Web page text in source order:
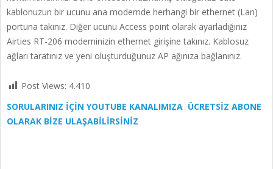
kablonuzun bir ucunu ana modemde herhangi bir ethernet (Lan)
portuna takınız. Diğer ucunu Access point olarak ayarladığınız
Airties RT-206 modeminizin ethernet girişine takınız. Kablosuz
ağları taratınız ve yeni oluşturduğunuz AP ağınıza bağlanınız.
Post Views: 4.410
SORULARINIZ İÇİN YOUTUBE KANALIMIZA ÜCRETSİZ ABONE
OLARAK BİZE ULAŞABİLİRSİNİZ